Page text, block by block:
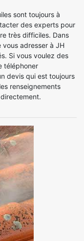
sont toujours à
des experts pour
très difficiles. Dans
vous adresser à JH
Si vous voulez des
téléphoner
devis qui est toujours
renseignements